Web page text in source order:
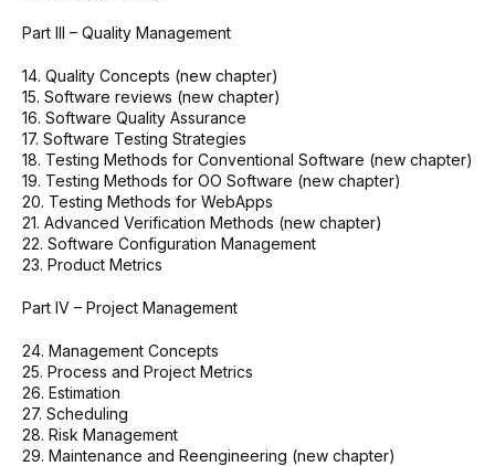
Part III – Quality Management
14. Quality Concepts (new chapter)
15. Software reviews (new chapter)
16. Software Quality Assurance
17. Software Testing Strategies
18. Testing Methods for Conventional Software (new chapter)
19. Testing Methods for OO Software (new chapter)
20. Testing Methods for WebApps
21. Advanced Verification Methods (new chapter)
22. Software Configuration Management
23. Product Metrics
Part IV – Project Management
24. Management Concepts
25. Process and Project Metrics
26. Estimation
27. Scheduling
28. Risk Management
29. Maintenance and Reengineering (new chapter)